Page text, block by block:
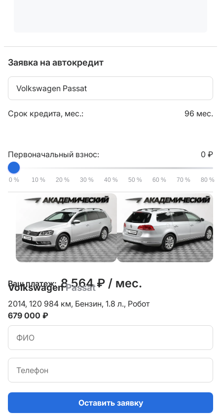
Заявка на автокредит
Volkswagen Passat
Срок кредита, мес.: 96 мес.
Первоначальный взнос: 0 ₽
0 % 10 % 20 % 30 % 40 % 50 % 60 % 70 % 80 %
Ваш платеж: 8 564 ₽ / мес.
Оставить заявку
VolkswagenPassat
2014, 120 984 км, Бензин, 1.8 л., Робот
679 000 ₽